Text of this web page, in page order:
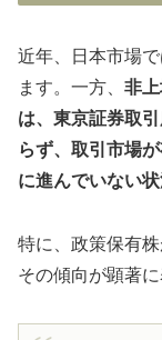
近年、日本市場
ます。一方、 非
は、東京証券取
らず、取引市場
に進んでいない
特に、政策保有
その傾向が顕著